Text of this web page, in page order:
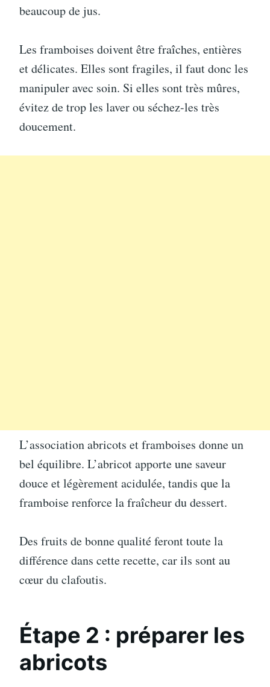
beaucoup de jus.
Les framboises doivent être fraîches, entières
et délicates. Elles sont fragiles, il faut donc les
manipuler avec soin. Si elles sont très mûres,
évitez de trop les laver ou séchez-les très
doucement.
L’association abricots et framboises donne un
bel équilibre. L’abricot apporte une saveur
douce et légèrement acidulée, tandis que la
framboise renforce la fraîcheur du dessert.
Des fruits de bonne qualité feront toute la
différence dans cette recette, car ils sont au
cœur du clafoutis.
Étape 2 : préparer les
abricots